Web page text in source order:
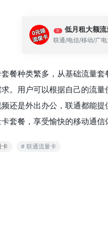
荐 低月租大额
联通/电信/移动/广
餐种类繁多，从基础流量
。用户可以根据自己的流
还是外出办公，联通都能
套餐，享受愉快的移动通信
卡 # 联通流量卡